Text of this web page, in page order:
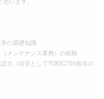
の基礎知識
メンテナンス業務）の経験
力（目安としてTOEIC700相当の